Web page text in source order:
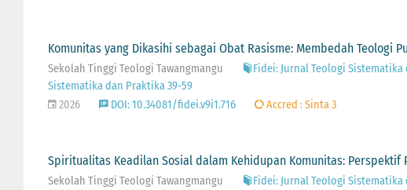
Komunitas yang Dikasihi sebagai Obat Rasisme: Membedah Teologi
Sekolah Tinggi Teologi Tawangmangu
Fidei: Jurnal Teologi Sistematika
Sistematika dan Praktika 39-59
2026
DOI: 10.34081/fidei.v9i1.716 Accred : Sinta 3
Spiritualitas Keadilan Sosial dalam Kehidupan Komunitas: Perspektif
Sekolah Tinggi Teologi Tawangmangu
Fidei: Jurnal Teologi Sistematika